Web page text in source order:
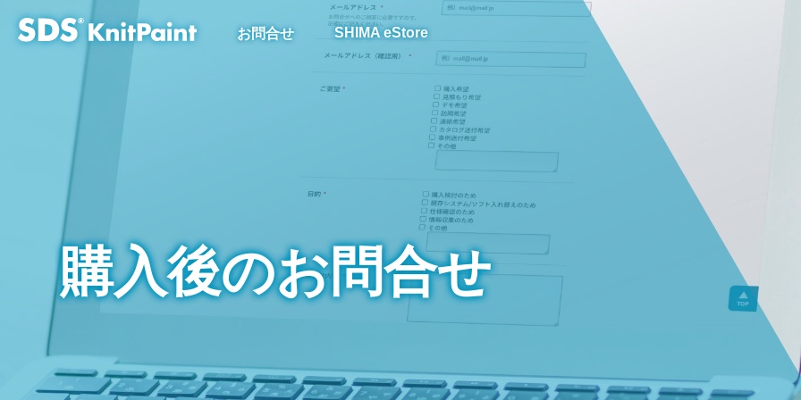
お問合せ SHIMA eStore
購入後のお問合せ